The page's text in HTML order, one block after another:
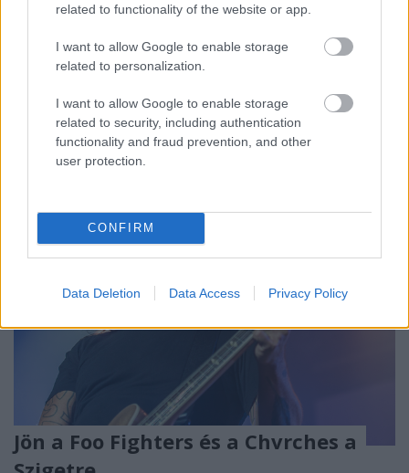
related to functionality of the website or app.
I want to allow Google to enable storage
related to personalization.
I want to allow Google to enable storage
related to security, including authentication
functionality and fraud prevention, and other
user protection.
CONFIRM
Data Deletion Data Access Privacy Policy
A The 1975 november végén megjelent lemeze, az A
Brief Inquiry Into Online Relationships kapcsán nem
fukarkodik nagyszabású klippekkel. Két hete
debütált a jazzes-gospeles beütésű Sincerity Is Scary
című számhoz rendezett, az Ének az esőbent és más
híres musicaleket idéző klipjük, most pedig a…
Jön a Foo Fighters és a Chvrches a